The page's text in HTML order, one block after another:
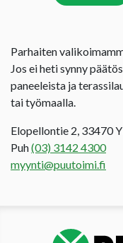
Parhaiten
Jos ei heti synny
paneeleista ja
tai työmaalla.
Elopellontie 2, 33470
Puh(03) 3142 4300
myynti@puutoimi.fi